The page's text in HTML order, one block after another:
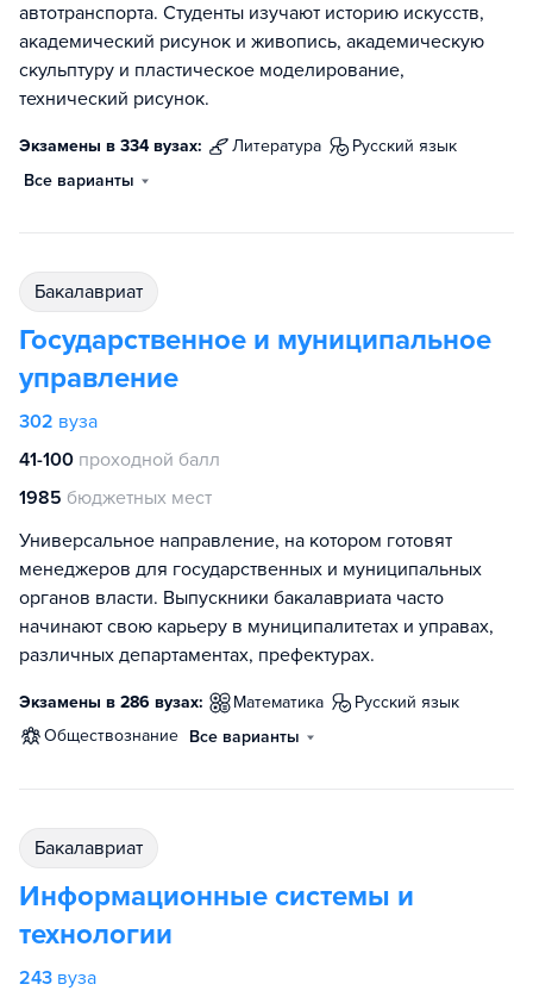
автотранспорта. Студенты изучают историю искусств,
академический рисунок и живопись, академическую
скульптуру и пластическое моделирование,
технический рисунок.
Экзамены в 334 вузах: литература
русский язык
Все варианты
бакалавриат
Государственное и муниципальное
управление
302 вуза
41-100 проходной балл
1985 бюджетных мест
Универсальное направление, на котором готовят
менеджеров для государственных и муниципальных
органов власти. Выпускники бакалавриата часто
начинают свою карьеру в муниципалитетах и управах,
различных департаментах, префектурах.
Экзамены в 286 вузах: математика
русский язык
обществознание Все варианты
бакалавриат
Информационные системы и
технологии
243 вуза